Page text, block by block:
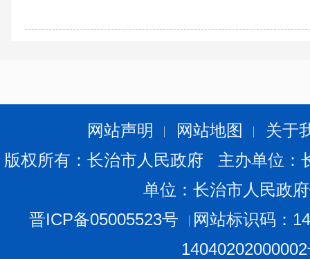
网站声明 网站地图
关于
版权所有：长治市人民政府 主办单位
单位：长治市人民政
晋ICP备05005523号
网站标识码：